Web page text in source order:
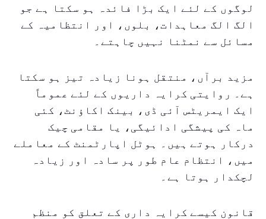
لوگوں کے لئے ایک بڑا فائدہ ہو سکتا ہے جو
الگ الگ معاہدات، بلوں، اور انتظامیہ کے
مسائل سے نمٹنا نہیں چاہتے۔
مزید برآں، منتقل ہونا زیادہ تیز ہو سکتا
ہے۔ روایتی کرایہ داریوں کے لئے عموماً
ایک ایمریٹس آئی ڈی، بینک اکاؤنٹ، کئی
ماہ کی پیشگی ادائیگی، یا مقامی چیک
درکار ہوتے ہیں۔ ہوٹل اپارٹمنٹ کے معاملے
میں، انتظام عام طور پر سادہ اور زیادہ
لچکدار ہوتا ہے۔
قانون کیسے کرایہ داری کے تعلق کو منظم